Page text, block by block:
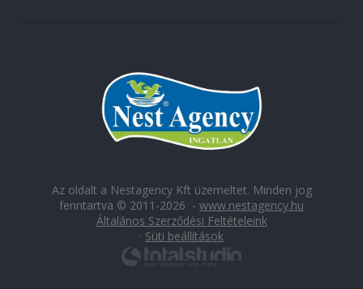
Az oldalt a Nestagency Kft üzemeltet. Minden jog
fenntartva © 2011-2026 - www.nestagency.hu
Általános Szerződési Feltételeink
· Süti beállítások